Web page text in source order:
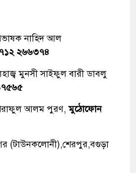
নাহিদ আল
২৬৬৩৭৪
মুনসী সাইফুল বারী ডাবলু
আলম পুরণ,মুঠোফোন
(টাউনকলোনী),শেরপুর,বগুড়া